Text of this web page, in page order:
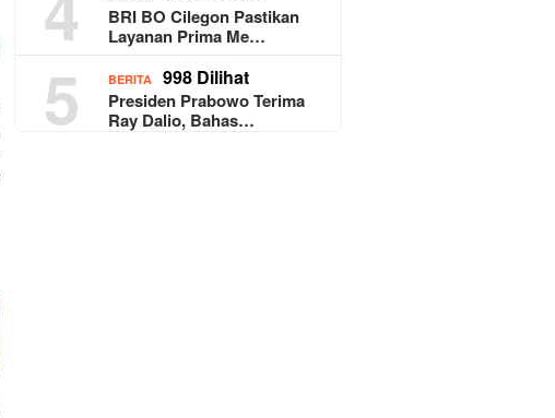
BRI BO Cilegon Pastikan
Layanan Prima Me…
5 BERITA 998 Dilihat
Presiden Prabowo Terima
Ray Dalio, Bahas…